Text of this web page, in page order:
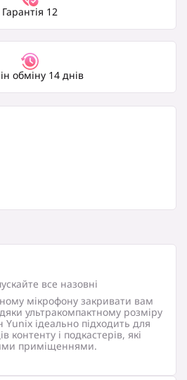
Гарантія 12
обміну 14 днів
все назовні
мікрофону закривати вам
ультракомпактному розміру
Yunix ідеально підходить для
контенту і подкастерів, які
приміщеннями.